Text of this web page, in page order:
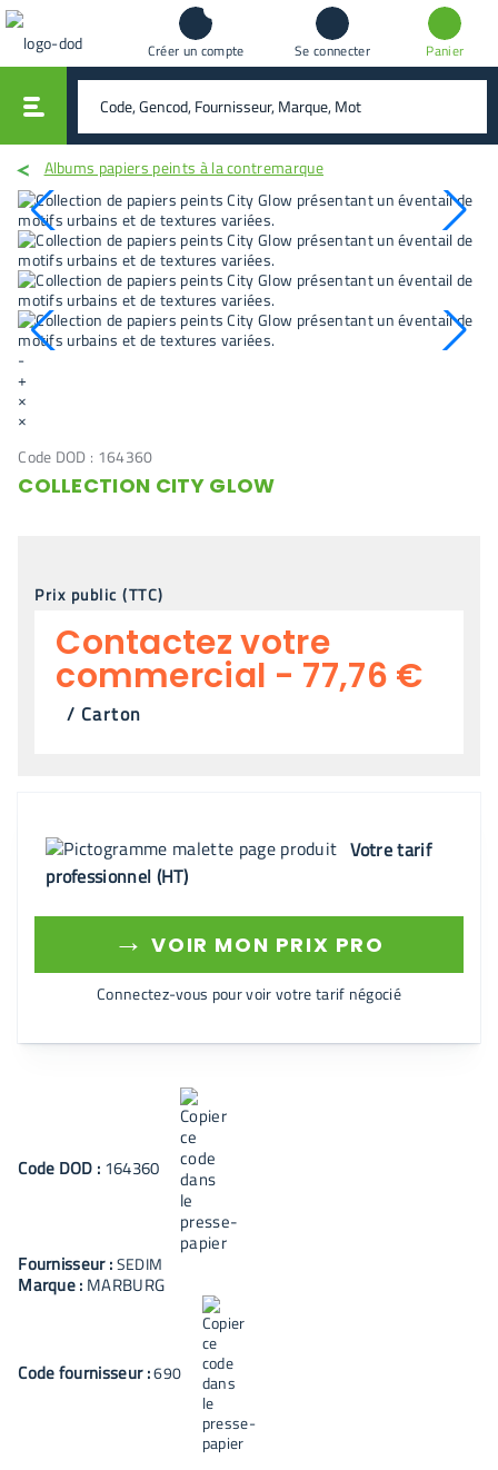
Créer un compte Se connecter Panier
rechercher
Albums papiers peints à la contremarque
-
+
×
×
Code DOD : 164360
COLLECTION CITY GLOW
Prix public (TTC)
Contactez votre
commercial - 77,76 €
/ Carton
Votre tarif
professionnel (HT)
→ VOIR MON PRIX PRO
Connectez-vous pour voir votre tarif négocié
Code DOD : 164360
Fournisseur :SEDIM
Marque : MARBURG
Code fournisseur :690